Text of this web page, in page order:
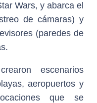
Wars, y abarca el
de cámaras) y
(paredes de
escenarios
aeropuertos y
que se